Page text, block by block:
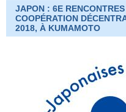
JAPON : 6E
COOPÉRATION
2018, À KUMAMOTO